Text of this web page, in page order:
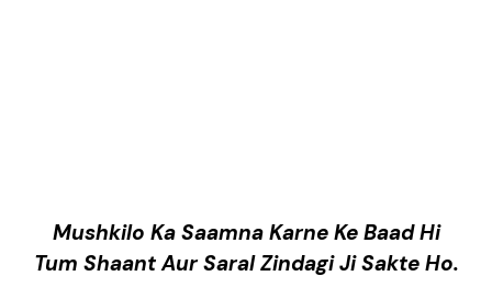
Mushkilo Ka Saamna Karne Ke Baad Hi
Tum Shaant Aur Saral Zindagi Ji Sakte Ho.